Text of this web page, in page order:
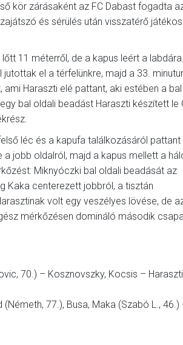
kör zárásaként az FC Dabast fogadta
és sérülés után visszatérő
11 méterről, de a kapus leért a
el a térfelünkre, majd a 33.
Haraszti elé pattant, aki estében a
bal oldali beadást Haraszti készített le
léc és a kapufa találkozásáról pattant
jobb oldalról, majd a kapus mellett a
Miknyóczki bal oldali beadását az
Kaka centerezett jobbról, a tisztán
volt egy veszélyes lövése, de
mérkőzésen domináló második
70.) – Kosznovszky, Kocsis –
77.), Busa, Maka (Szabó L., 46.)